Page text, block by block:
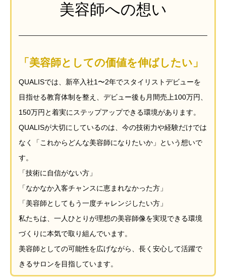
美容師への想い
「美容師としての価値を伸ばしたい」
QUALISでは、新卒入社1〜2年でスタイリストデビューを
目指せる教育体制を整え、デビュー後も月間売上100万円、
150万円と着実にステップアップできる環境があります。
QUALISが大切にしているのは、今の技術力や経験だけでは
なく「これからどんな美容師になりたいか」という想いで
す。
「技術に自信がない方」
「なかなか入客チャンスに恵まれなかった方」
「美容師としてもう一度チャレンジしたい方」
私たちは、一人ひとりが理想の美容師像を実現できる環境
づくりに本気で取り組んでいます。
美容師としての可能性を広げながら、長く安心して活躍で
きるサロンを目指しています。